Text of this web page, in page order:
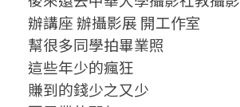
辦講座 辦攝影展 開工作室
幫很多同學拍畢業照
這些年少的瘋狂
賺到的錢少之又少